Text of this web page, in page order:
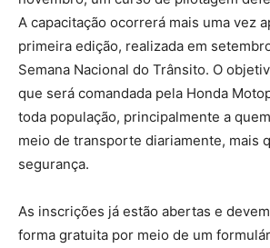
A capacitação ocorrerá mais uma vez
primeira edição, realizada em
Semana Nacional do Trânsito. O
que será comandada pela Honda
toda população, principalmente a
meio de transporte diariamente, mais
segurança.
As inscrições já estão abertas e
forma gratuita por meio de um